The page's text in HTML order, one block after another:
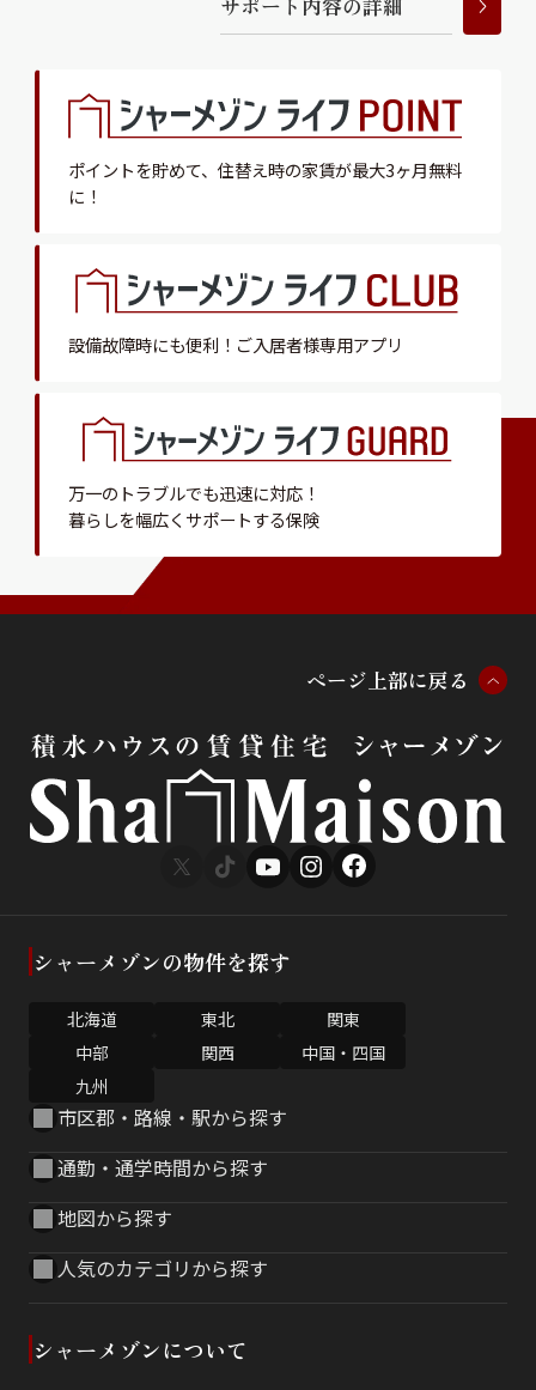
ポイントを貯めて、 住替え時の家賃が最大3ヶ月無料
に！
設備故障時にも便利！ ご入居者様専用アプリ
万一のトラブルでも迅速に対応！
暮らしを幅広くサポートする保険
ページ 上部に戻る
シャーメゾンの物件を探す
北海道 東北
関東
中部
関西
中国・四国
九州
市区郡・路線・駅から探す
通勤・通学時間から探す
地図から探す
人気のカテゴリから探す
シャーメゾンについて